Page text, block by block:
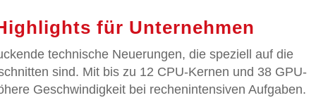
für Unternehmen
technische Neuerungen, die speziell auf die
sind. Mit bis zu 12 CPU-Kernen und 38 GPU-
Geschwindigkeit bei rechenintensiven Aufgaben.